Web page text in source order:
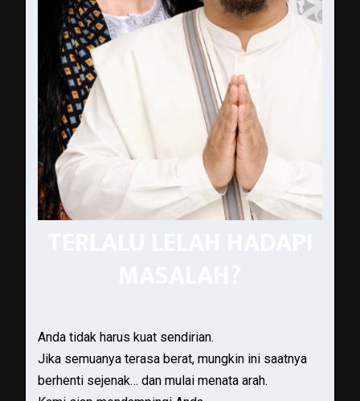
Anda tidak harus kuat sendirian.
Jika semuanya terasa berat, mungkin ini saatnya
berhenti sejenak… dan mulai menata arah.